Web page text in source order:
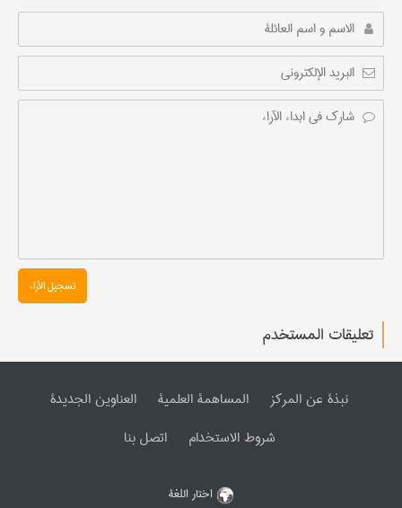
تسجیل الآراء
تعليقات المستخدم
نبذة عن المرکز المساهمة العلمیة
العناوین الجدیدة
شروط الاستخدام
اتصل بنا
اختار اللغة